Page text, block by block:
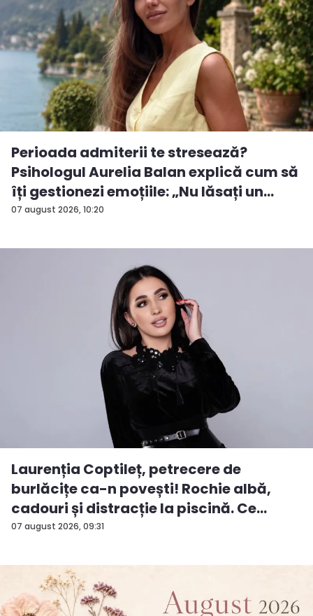
07 august 2026, 10:20
Perioada admiterii te stresează?
Psihologul Aurelia Balan explică cum să
îți gestionezi emoțiile: „Nu lăsați un
rezu...
07 august 2026, 09:31
Laurenția Coptileț, petrecere de
burlăcițe ca-n povești! Rochie albă,
cadouri și distracție la piscină. Ce
surp...